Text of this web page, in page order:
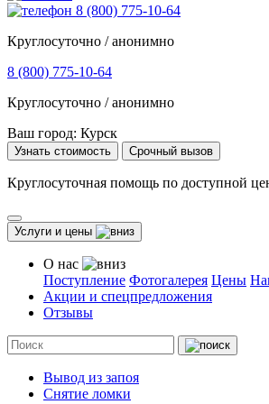
8 (800) 775-10-64
Круглосуточно / анонимно
8 (800) 775-10-64
Круглосуточно / анонимно
Ваш город: Курск
Узнать стоимость Срочный вызов
Круглосуточная помощь по доступной
Услуги и цены
О нас
Поступление Фотогалерея Цены
Акции и спецпредложения
Отзывы
Вывод из запоя
Снятие ломки